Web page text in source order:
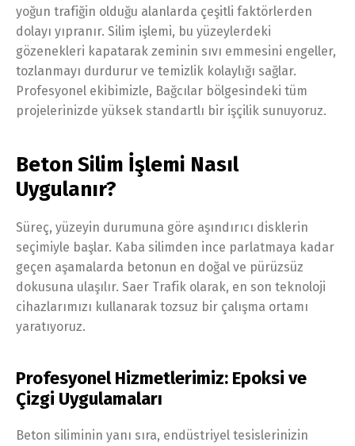
yoğun trafiğin olduğu alanlarda çeşitli faktörlerden
dolayı yıpranır. Silim işlemi, bu yüzeylerdeki
gözenekleri kapatarak zeminin sıvı emmesini engeller,
tozlanmayı durdurur ve temizlik kolaylığı sağlar.
Profesyonel ekibimizle, Bağcılar bölgesindeki tüm
projelerinizde yüksek standartlı bir işçilik sunuyoruz.
Beton Silim İşlemi Nasıl
Uygulanır?
Süreç, yüzeyin durumuna göre aşındırıcı disklerin
seçimiyle başlar. Kaba silimden ince parlatmaya kadar
geçen aşamalarda betonun en doğal ve pürüzsüz
dokusuna ulaşılır. Saer Trafik olarak, en son teknoloji
cihazlarımızı kullanarak tozsuz bir çalışma ortamı
yaratıyoruz.
Profesyonel Hizmetlerimiz: Epoksi ve
Çizgi Uygulamaları
Beton siliminin yanı sıra, endüstriyel tesislerinizin